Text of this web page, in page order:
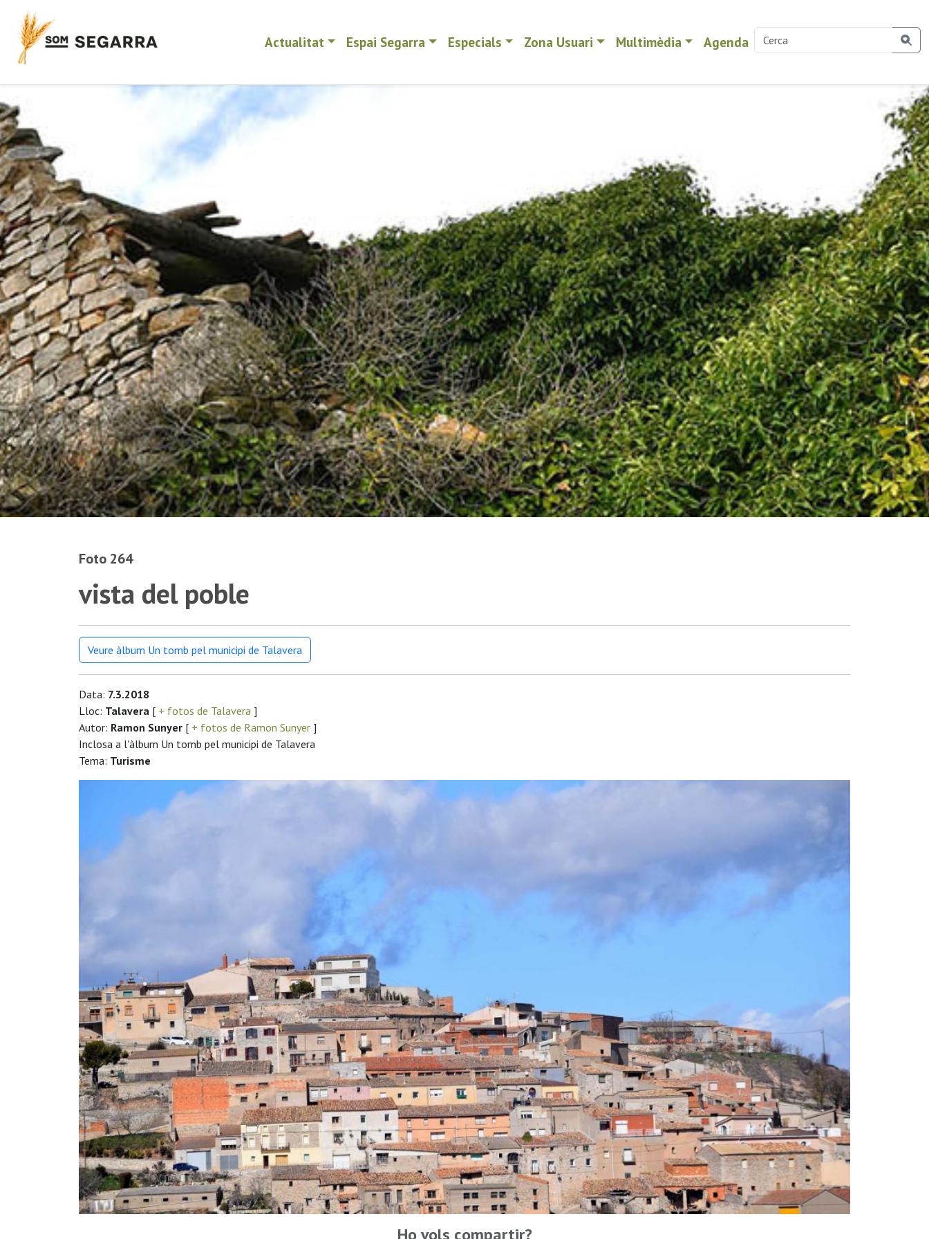
Actualitat Espai Segarra Especials Zona Usuari Multimèdia Agenda
Foto 264
vista del poble
Veure àlbum Un tomb pel municipi de Talavera
Data: 7.3.2018
Lloc: Talavera [ + fotos de Talavera ]
Autor: Ramon Sunyer [ + fotos de Ramon Sunyer ]
Inclosa a l'àlbum Un tomb pel municipi de Talavera
Tema: Turisme
Ho vols compartir?